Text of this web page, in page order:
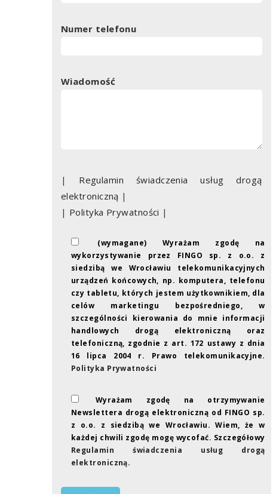
Numer telefonu
Wiadomość
| Regulamin świadczenia usług drogą
elektroniczną |
| Polityka Prywatności |
(wymagane) Wyrażam zgodę na
wykorzystywanie przez FINGO sp. z o.o. z
siedzibą we Wrocławiu telekomunikacyjnych
urządzeń końcowych, np. komputera, telefonu
czy tabletu, których jestem użytkownikiem, dla
celów marketingu bezpośredniego, w
szczególności kierowania do mnie informacji
handlowych drogą elektroniczną oraz
telefoniczną, zgodnie z art. 172 ustawy z dnia
16 lipca 2004 r. Prawo telekomunikacyjne.
Polityka Prywatności
Wyrażam zgodę na otrzymywanie
Newslettera drogą elektroniczną od FINGO sp.
z o.o. z siedzibą we Wrocławiu. Wiem, że w
każdej chwili zgodę mogę wycofać. Szczegółowy
Regulamin świadczenia usług drogą
elektroniczną.